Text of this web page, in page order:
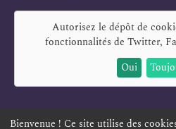
Autorisez le dépôt de
fonctionnalités de Twitter,
Oui
Bienvenue ! Ce site utilise des